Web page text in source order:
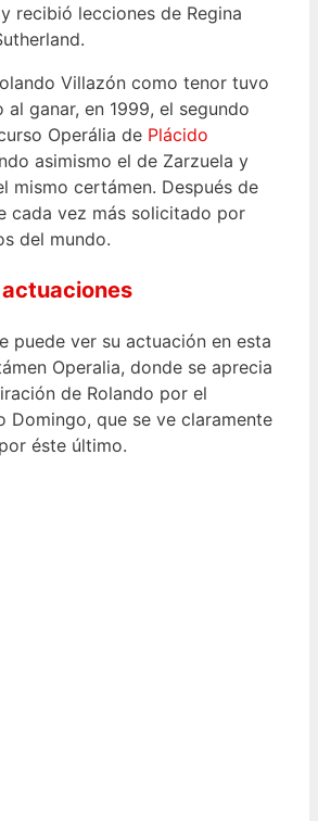
recibió lecciones de Regina
Villazón como tenor tuvo
al ganar, en 1999, el segundo
Operália de Plácido
asimismo el de Zarzuela y
mismo certámen. Después de
cada vez más solicitado por
del mundo.
puede ver su actuación en esta
Operalia, donde se aprecia
de Rolando por el
Domingo, que se ve claramente
éste último.